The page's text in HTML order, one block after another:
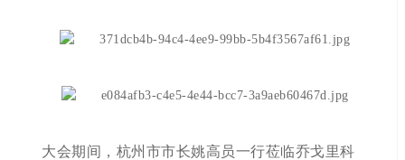
大会期间，杭州市市长姚高员一行莅临乔戈里科